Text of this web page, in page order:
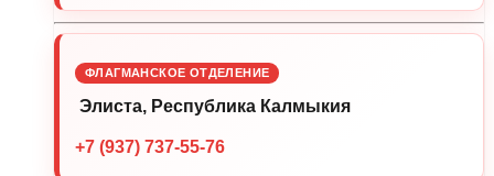
ФЛАГМАНСКОЕ ОТДЕЛЕНИЕ
Элиста, Республика Калмыкия
+7 (937) 737-55-76